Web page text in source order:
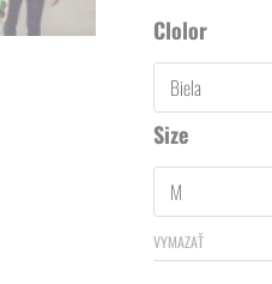
Clolor
Size
VYMAZAŤ